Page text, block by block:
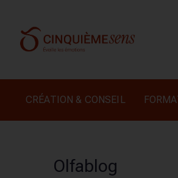
CRÉATION & CONSEIL
Olfablog